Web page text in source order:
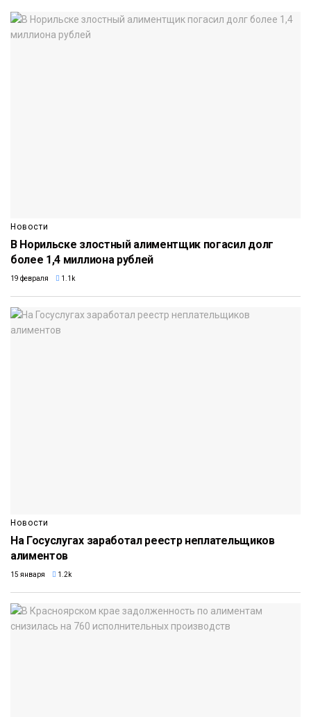
Новости
В Норильске злостный алиментщик погасил долг
более 1,4 миллиона рублей
19 февраля 1.1k
Новости
На Госуслугах заработал реестр неплательщиков
алиментов
15 января 1.2k